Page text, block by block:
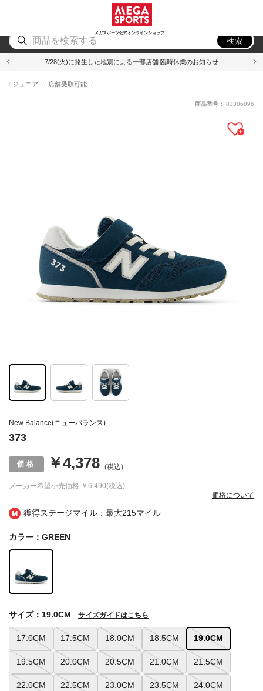
メガスポーツ公式オンラインショップ
アウトドア
検索
7/28(火)に発生した地震による一部店舗 臨時休業のお知らせ
獲得ステージマイル：最大215マイル
New Balance(ニューバランス)
373
ジュニア 店舗受取可能
メーカー希望小売価格 ￥6,490(税込)
￥4,378 (税込)
価格について
商品番号： 83386896
カラー：GREEN
17.0CM 17.5CM 18.0CM 18.5CM 19.0CM
19.5CM 20.0CM 20.5CM 21.0CM 21.5CM
22.0CM 22.5CM 23.0CM 23.5CM 24.0CM
サイズ：19.0CM サイズガイドはこちら